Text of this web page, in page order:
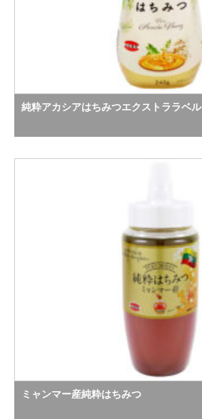
純粋アカシアはちみつエクストララベル
ミャンマー産純粋はちみつ